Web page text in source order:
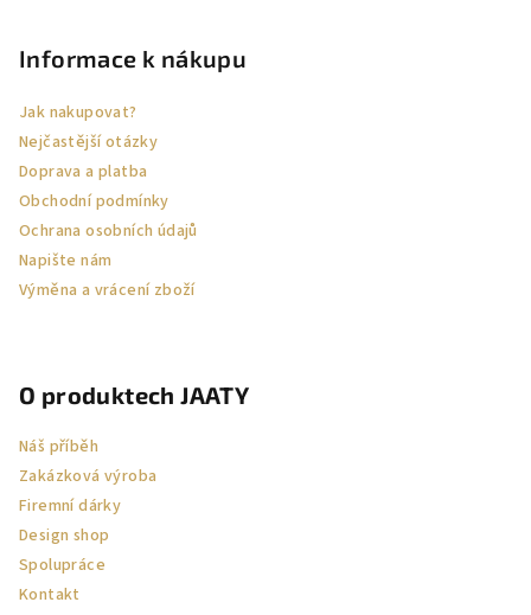
Informace k nákupu
Jak nakupovat?
Nejčastější otázky
Doprava a platba
Obchodní podmínky
Ochrana osobních údajů
Napište nám
Výměna a vrácení zboží
O produktech JAATY
Náš příběh
Zakázková výroba
Firemní dárky
Design shop
Spolupráce
Kontakt